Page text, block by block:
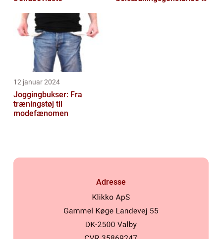
12 januar 2024
Joggingbukser: Fra
træningstøj til
modefænomen
Adresse